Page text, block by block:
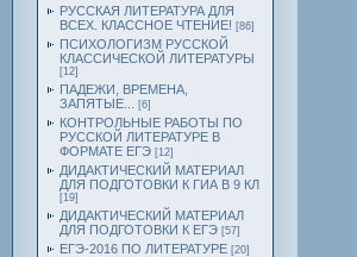
РУССКАЯ ЛИТЕРАТУРА ДЛЯ
ВСЕХ. КЛАССНОЕ ЧТЕНИЕ! [86]
ПСИХОЛОГИЗМ РУССКОЙ
КЛАССИЧЕСКОЙ ЛИТЕРАТУРЫ
[12]
ПАДЕЖИ, ВРЕМЕНА,
ЗАПЯТЫЕ...
[6]
КОНТРОЛЬНЫЕ РАБОТЫ ПО
РУССКОЙ ЛИТЕРАТУРЕ В
ФОРМАТЕ ЕГЭ [12]
ДИДАКТИЧЕСКИЙ МАТЕРИАЛ
ДЛЯ ПОДГОТОВКИ К ГИА В 9 КЛ
[19]
ДИДАКТИЧЕСКИЙ МАТЕРИАЛ
ДЛЯ ПОДГОТОВКИ К ЕГЭ [57]
ЕГЭ-2016 ПО ЛИТЕРАТУРЕ [20]